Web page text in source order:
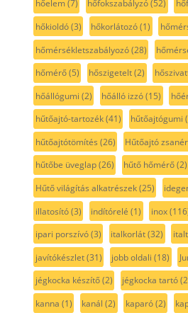
hőelem(7) hőfokszabályzó(52)
hőkioldó(3) hőkorlátozó(1)
hőmérsékletszabályozó(28)
hőmérő(5) hőszigetelt(2)
hőállógumi (2) hőálló izzó(15)
hűtőajtó-tartozék(41) hűtőajtógumi
hűtőajtótömítés (26) Hűtőajtó
hűtőbe üveglap(26) hűtő hőmérő(2)
Hűtő világítás alkatrészek(25)
illatosító(3) indítórelé (1) inox
ipari porszívó(3) italkorlát(32)
javítókészlet(31) jobb oldali (18)
jégkocka készítő(2) jégkocka tartó
kanna (1) kanál (2) kaparó(2)